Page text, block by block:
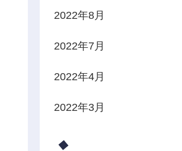
2022年8月
2022年7月
2022年4月
2022年3月